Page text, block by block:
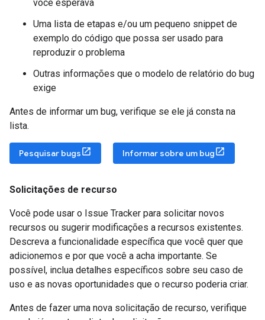
você esperava
Uma lista de etapas e/ou um pequeno snippet de
exemplo do código que possa ser usado para
reproduzir o problema
Outras informações que o modelo de relatório do bug
exige
Antes de informar um bug, verifique se ele já consta na
lista.
Pesquisar bugs Informar sobre um bug
Solicitações de recurso
Você pode usar o Issue Tracker para solicitar novos
recursos ou sugerir modificações a recursos existentes.
Descreva a funcionalidade específica que você quer que
adicionemos e por que você a acha importante. Se
possível, inclua detalhes específicos sobre seu caso de
uso e as novas oportunidades que o recurso poderia criar.
Antes de fazer uma nova solicitação de recurso, verifique